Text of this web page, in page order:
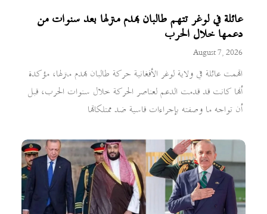
عائلة في لوغر تتهم طالبان بهدم منزلها بعد سنوات من
دعمها خلال الحرب
August 7, 2026
اتهمت عائلة في ولاية لوغر الأفغانية حركة طالبان بهدم منزلها، مؤكدة
أنها كانت قد قدمت الدعم لعناصر الحركة خلال سنوات الحرب، قبل
أن تواجه ما وصفته بإجراءات قاسية ضد ممتلكاتها